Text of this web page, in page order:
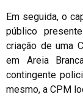
Em seguida, o
público
criação de uma
em Areia
contingente
mesmo, a CPM